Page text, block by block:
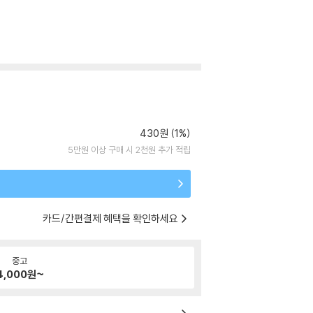
430원 (1%)
5만원 이상 구매 시 2천원 추가 적립
카드/간편결제 혜택을 확인하세요
중고
원~